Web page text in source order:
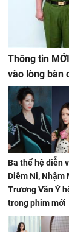
Thông tin
vào lòng bàn
Ba thế hệ diễn
Diêm Ni, Nhậm
Trương Vãn Ý
trong phim mới